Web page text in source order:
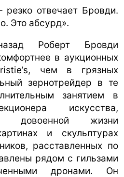
отвечает Бровди.
Это абсурд».
Роберт Бровди
в аукционных
чем в грязных
зернотрейдер в те
занятием в
искусства,
довоенной жизни
и скульптурах
расставленных по
рядом с гильзами
дронами. Он